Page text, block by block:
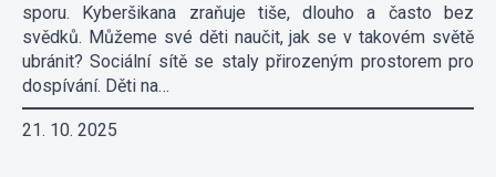
sporu. Kyberšikana zraňuje tiše, dlouho a často bez
svědků. Můžeme své děti naučit, jak se v takovém světě
ubránit? Sociální sítě se staly přirozeným prostorem pro
dospívání. Děti na…
21. 10. 2025